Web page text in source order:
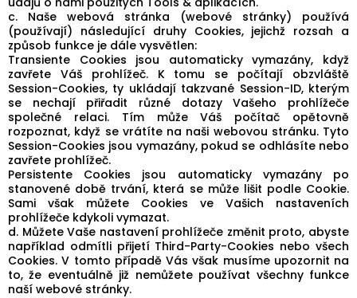
c. Naše webová stránka (webové stránky) používá
(používají) následující druhy Cookies, jejichž rozsah a
způsob funkce je dále vysvětlen:
Transiente Cookies jsou automaticky vymazány, když
zavřete Váš prohlížeč. K tomu se počítají obzvláště
Session-Cookies, ty ukládají takzvané Session-ID, kterým
se nechají přiřadit různé dotazy Vašeho prohlížeče
společné relaci. Tím může Váš počítač opětovně
rozpoznat, když se vrátíte na naši webovou stránku. Tyto
Session-Cookies jsou vymazány, pokud se odhlásíte nebo
zavřete prohlížeč.
Persistente Cookies jsou automaticky vymazány po
stanovené době trvání, která se může lišit podle Cookie.
Sami však můžete Cookies ve Vašich nastaveních
prohlížeče kdykoli vymazat.
d. Můžete Vaše nastavení prohlížeče změnit proto, abyste
například odmítli přijetí Third-Party-Cookies nebo všech
Cookies. V tomto případě Vás však musíme upozornit na
to, že eventuálně již nemůžete používat všechny funkce
naší webové stránky.